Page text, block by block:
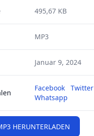
495,67 KB
MP3
Januar 9, 2024
Facebook
Twitter
Whatsapp
HERUNTERLADEN